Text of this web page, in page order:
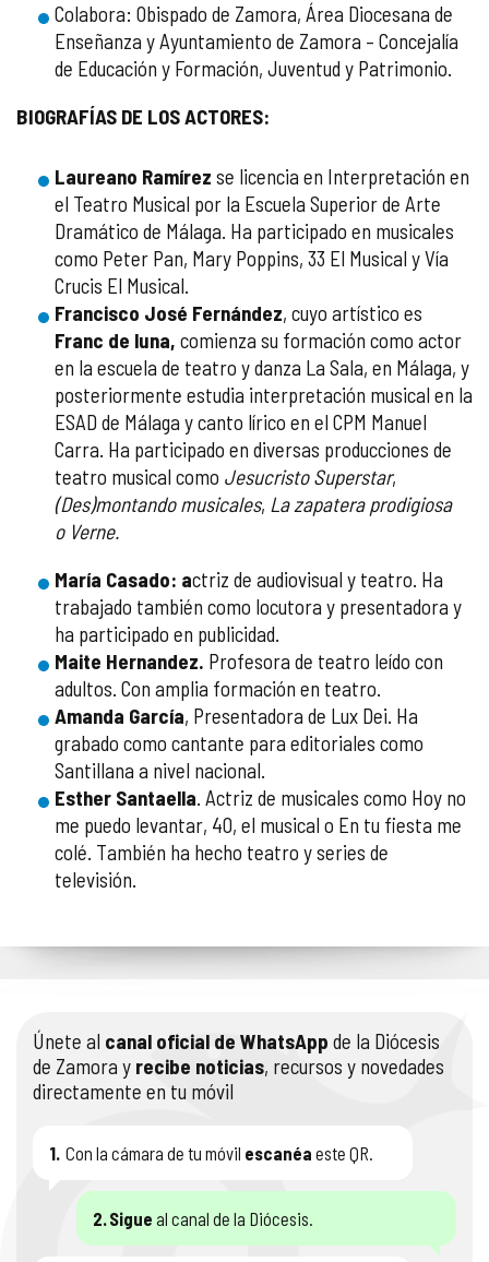
Colabora: Obispado de Zamora, Área Diocesana de
Enseñanza y Ayuntamiento de Zamora – Concejalía
de Educación y Formación, Juventud y Patrimonio.
BIOGRAFÍAS DE LOS ACTORES:
Laureano Ramírez se licencia en Interpretación en
el Teatro Musical por la Escuela Superior de Arte
Dramático de Málaga. Ha participado en musicales
como Peter Pan, Mary Poppins, 33 El Musical y Vía
Crucis El Musical.
Francisco José Fernández, cuyo artístico es
Franc de luna, comienza su formación como actor
en la escuela de teatro y danza La Sala, en Málaga, y
posteriormente estudia interpretación musical en la
ESAD de Málaga y canto lírico en el CPM Manuel
Carra. Ha participado en diversas producciones de
teatro musical como Jesucristo Superstar,
(Des)montando musicales, La zapatera prodigiosa
o Verne.
María Casado: actriz de audiovisual y teatro. Ha
trabajado también como locutora y presentadora y
ha participado en publicidad.
Maite Hernandez. Profesora de teatro leído con
adultos. Con amplia formación en teatro.
Amanda García, Presentadora de Lux Dei. Ha
grabado como cantante para editoriales como
Santillana a nivel nacional.
Esther Santaella. Actriz de musicales como Hoy no
me puedo levantar, 40, el musical o En tu fiesta me
colé. También ha hecho teatro y series de
televisión.
Únete al canal oficial de WhatsApp de la Diócesis
de Zamora y recibe noticias, recursos y novedades
directamente en tu móvil
1. Con la cámara de tu móvil escanéa este QR.
2.Sigue al canal de la Diócesis.